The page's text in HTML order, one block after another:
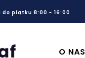
piątku 8:00 - 16:00
O NAS